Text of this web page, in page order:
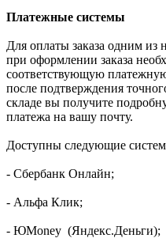
Платежные системы
Для оплаты заказа одним из
при оформлении заказа
соответствующую
после подтверждения
складе вы получите
платежа на вашу почту.
Доступны следующие
- Сбербанк Онлайн;
- Альфа Клик;
- ЮMoney (Яндекс.Деньги);